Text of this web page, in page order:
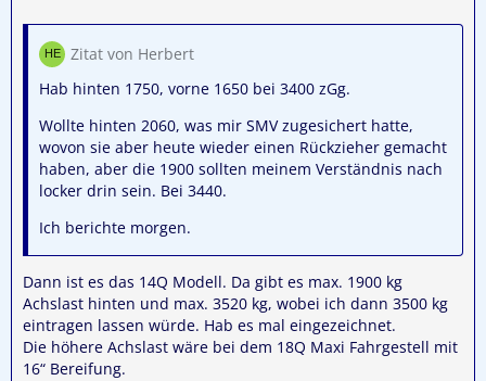
Zitat von Herbert
Hab hinten 1750, vorne 1650 bei 3400 zGg.
Wollte hinten 2060, was mir SMV zugesichert hatte,
wovon sie aber heute wieder einen Rückzieher gemacht
haben, aber die 1900 sollten meinem Verständnis nach
locker drin sein. Bei 3440.
Ich berichte morgen.
Dann ist es das 14Q Modell. Da gibt es max. 1900 kg
Achslast hinten und max. 3520 kg, wobei ich dann 3500 kg
eintragen lassen würde. Hab es mal eingezeichnet.
Die höhere Achslast wäre bei dem 18Q Maxi Fahrgestell mit
16“ Bereifung.